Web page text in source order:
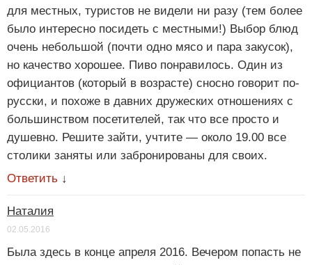
для местных, туристов не видели ни разу (тем более
было интересно посидеть с местными!) Выбор блюд
очень небольшой (почти одно мясо и пара закусок),
но качество хорошее. Пиво понравилось. Один из
официантов (который в возрасте) сносно говорит по-
русски, и похоже в давних дружеских отношениях с
большинством посетителей, так что все просто и
душевно. Решите зайти, учтите — около 19.00 все
столики заняты или забронированы для своих.
Ответить ↓
Наталия
02.05.2016
Была здесь в конце апреля 2016. Вечером попасть не